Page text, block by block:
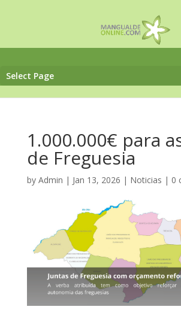
Select Page
1.000.000€ para
de Freguesia
by Admin | Jan 13, 2026 | Noticias | 0